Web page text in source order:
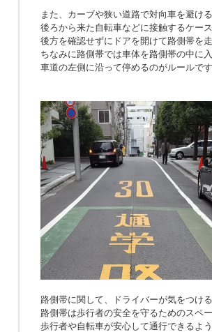
また、カーブや狭い道路で対向車を避け
後ろから来た自転車などに接触するケー
後方を確認せずにドアを開けて路側帯を
ちなみに路側帯では車体を路側帯の中に
車道の左側に沿って停めるのがルールです
路側帯に関して、ドライバーが気をつける
路側帯は歩行者の安全を守るためのスペ
歩行者や自転車が安心して通行できるよ